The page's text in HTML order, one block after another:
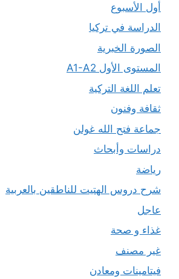
أول الأسبوع
الدراسة في تركيا
الصورة الخبرية
المستوى الأول A1-A2
تعلم اللغة التركية
ثقافة وفنون
جماعة فتح الله غولن
دراسات وأبحاث
رياضة
شرح دروس الهتيت للناطقين بالعربية
عاجل
غذاء و صحة
غير مصنف
فيتامينات ومعادن